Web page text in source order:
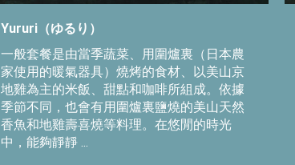
Yururi（ゆるり）
一般套餐是由當季蔬菜、用圍爐裏（日本農
家使用的暖氣器具）燒烤的食材、以美山京
地雞為主的米飯、甜點和咖啡所組成。依據
季節不同，也會有用圍爐裏鹽燒的美山天然
香魚和地雞壽喜燒等料理。在悠閒的時光
中，能夠靜靜 ...